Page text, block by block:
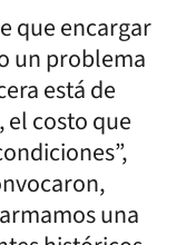
que encargar
un problema
está de
el costo que
una